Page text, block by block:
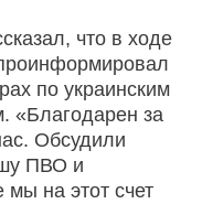
что в ходе
по украинским
«Благодарен за
Обсудили
ПВО и
мы на этот счет